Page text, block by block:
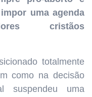
uma agenda
cristãos
totalmente
como na decisão
suspendeu uma